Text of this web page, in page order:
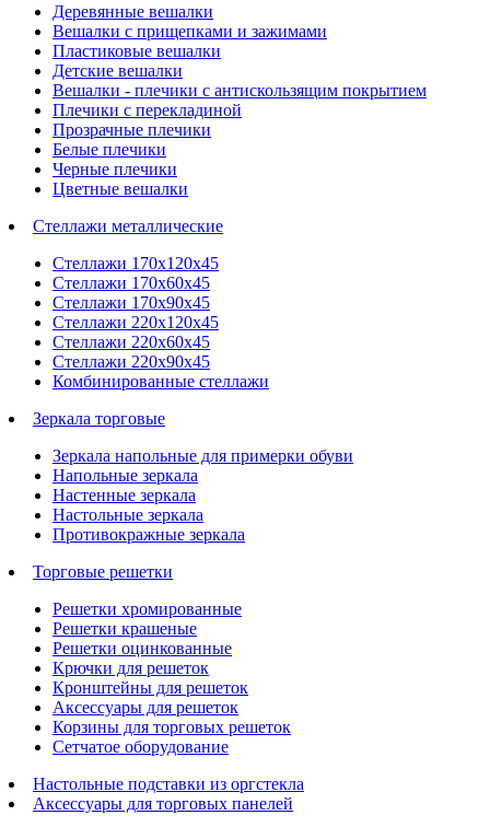
Деревянные вешалки
Вешалки с прищепками и зажимами
Пластиковые вешалки
Детские вешалки
Вешалки - плечики с антискользящим покрытием
Плечики с перекладиной
Прозрачные плечики
Белые плечики
Черные плечики
Цветные вешалки
Стеллажи металлические
Стеллажи 170х120х45
Стеллажи 170х60х45
Стеллажи 170х90х45
Стеллажи 220х120х45
Стеллажи 220х60х45
Стеллажи 220х90х45
Комбинированные стеллажи
Зеркала торговые
Зеркала напольные для примерки обуви
Напольные зеркала
Настенные зеркала
Настольные зеркала
Противокражные зеркала
Торговые решетки
Решетки хромированные
Решетки крашеные
Решетки оцинкованные
Крючки для решеток
Кронштейны для решеток
Аксессуары для решеток
Корзины для торговых решеток
Сетчатое оборудование
Настольные подставки из оргстекла
Аксессуары для торговых панелей